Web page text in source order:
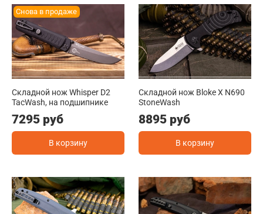
Снова в продаже
Складной нож Whisper D2
TacWash, на подшипнике
7295 руб
В корзину
Складной нож Bloke X N690
StoneWash
8895 руб
В корзину